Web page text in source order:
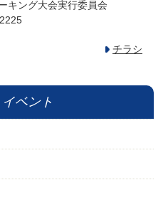
キング大会実行委員会
チラシ
ベント